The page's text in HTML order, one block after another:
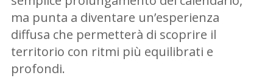
ma punta a diventare un’esperienza
diffusa che permetterà di scoprire il
territorio con ritmi più equilibrati e
profondi.